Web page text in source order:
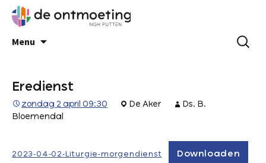
Menu
Eredienst
zondag 2 april 09:30 De Aker
Ds. B.
Bloemendal
2023-04-02-Liturgie-morgendienst Downloaden